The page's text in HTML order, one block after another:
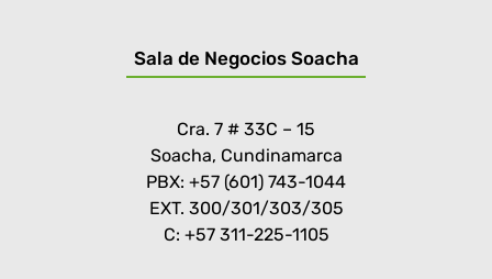
Sala de Negocios Soacha
Cra. 7 # 33C – 15
Soacha, Cundinamarca
PBX: +57 (601) 743-1044
EXT. 300/301/303/305
C: +57 311-225-1105